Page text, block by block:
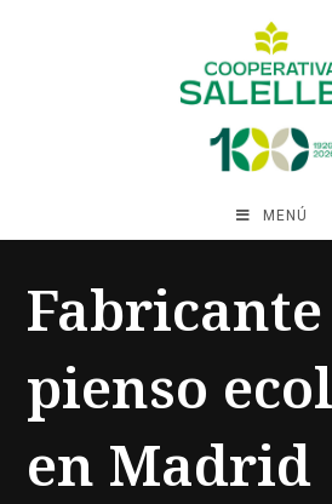
MENÚ
pienso
en Madrid